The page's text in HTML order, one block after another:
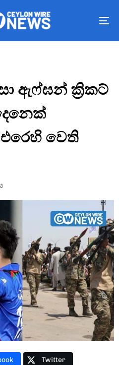
ඇෆ්ඝන් ක්‍රිකට්
වෙති
Twitter